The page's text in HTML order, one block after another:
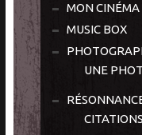
MON CINÉMA
MUSIC BOX
UNE
CITATIONS